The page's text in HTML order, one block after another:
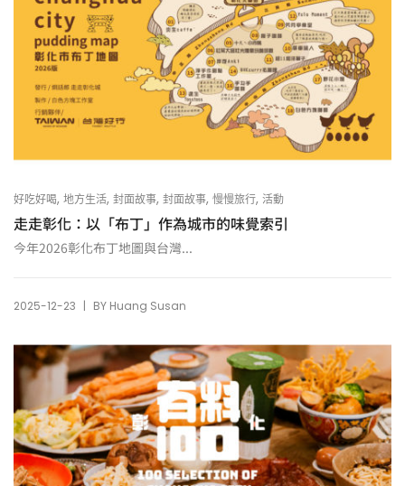
好吃好喝, 地方生活, 封面故事, 封面故事, 慢慢旅行, 活動
走走彰化：以「布丁」作為城市的味覺索引
今年2026彰化布丁地圖與台灣...
2025-12-23 | BY Huang Susan